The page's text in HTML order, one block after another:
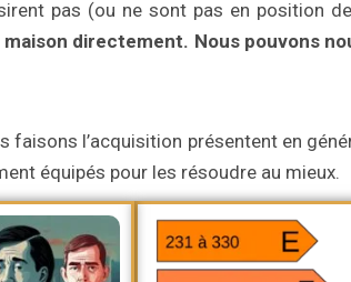
pas (ou ne sont pas en position
maison directement. Nous pouvons
l’acquisition présentent en
équipés pour les résoudre au mieux.